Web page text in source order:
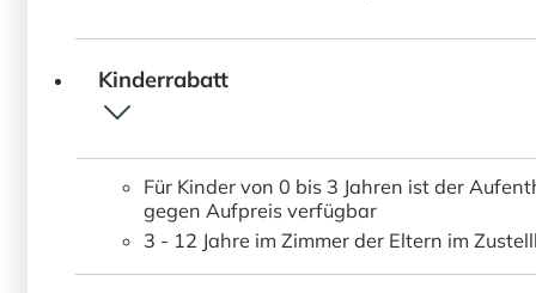
Kinderrabatt
Für Kinder von 0 bis 3 Jahren ist der
gegen Aufpreis verfügbar
3 - 12 Jahre im Zimmer der Eltern im